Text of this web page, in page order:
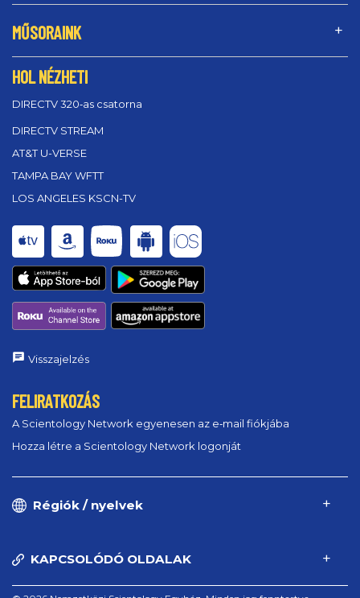
MŰSORAINK
HOL NÉZHETI
DIRECTV 320‑as csatorna
DIRECTV STREAM
AT&T U-VERSE
TAMPA BAY WFTT
LOS ANGELES KSCN-TV
Visszajelzés
FELIRATKOZÁS
A Scientology Network egyenesen az e‑mail fiókjába
Hozza létre a Scientology Network logonját
Régiók / nyelvek
KAPCSOLÓDÓ OLDALAK